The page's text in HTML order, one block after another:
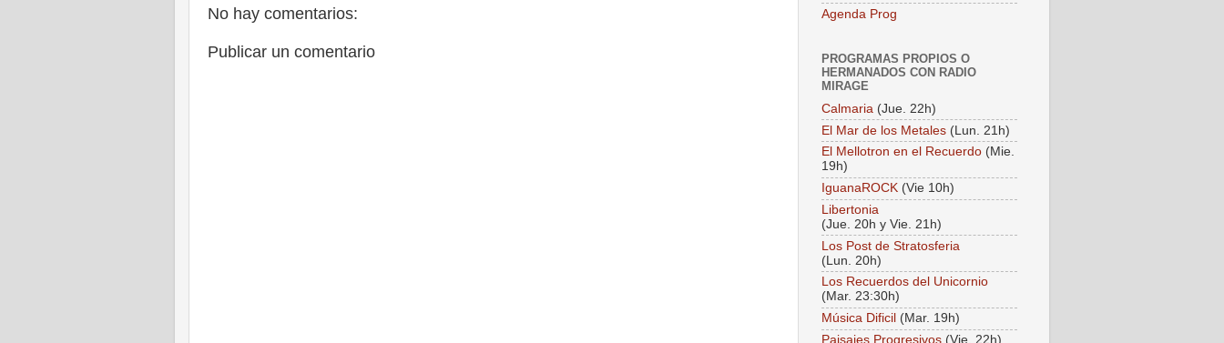
No hay comentarios:
Publicar un comentario
Agenda Prog
PROGRAMAS PROPIOS O
HERMANADOS CON RADIO
MIRAGE
Calmaria (Jue. 22h)
El Mar de los Metales (Lun. 21h)
El Mellotron en el Recuerdo (Mie.
19h)
IguanaROCK (Vie 10h)
Libertonia
(Jue. 20h y Vie. 21h)
Los Post de Stratosferia
(Lun. 20h)
Los Recuerdos del Unicornio
(Mar. 23:30h)
Música Dificil (Mar. 19h)
Paisajes Progresivos (Vie. 22h)